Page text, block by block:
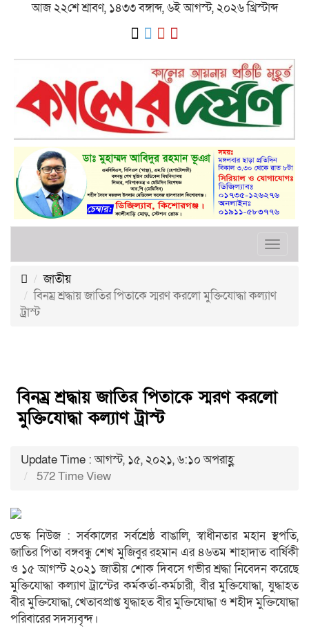
আজ ২২শে শ্রাবণ, ১৪৩৩ বঙ্গাব্দ, ৬ই আগস্ট, ২০২৬ খ্রিস্টাব্দ
Toggle
জাতীয়
বিনম্র শ্রদ্ধায় জাতির পিতাকে স্মরণ করলো মুক্তিযোদ্ধা কল্যাণ
ট্রাস্ট
বিনম্র শ্রদ্ধায় জাতির পিতাকে স্মরণ করলো
মুক্তিযোদ্ধা কল্যাণ ট্রাস্ট
Update Time : আগস্ট, ১৫, ২০২১, ৬:১০ অপরাহ্ণ
572 Time View
ডেস্ক নিউজ : সর্বকালের সর্বশ্রেষ্ঠ বাঙালি, স্বাধীনতার মহান স্থপতি,
জাতির পিতা বঙ্গবন্ধু শেখ মুজিবুর রহমান এর ৪৬তম শাহাদাত বার্ষিকী
ও ১৫ আগস্ট ২০২১ জাতীয় শোক দিবসে গভীর শ্রদ্ধা নিবেদন করেছে
মুক্তিযোদ্ধা কল্যাণ ট্রাস্টের কর্মকর্তা-কর্মচারী, বীর মুক্তিযোদ্ধা, যুদ্ধাহত
বীর মুক্তিযোদ্ধা, খেতাবপ্রাপ্ত যুদ্ধাহত বীর মুক্তিযোদ্ধা ও শহীদ মুক্তিযোদ্ধা
পরিবারের সদস্যবৃন্দ।